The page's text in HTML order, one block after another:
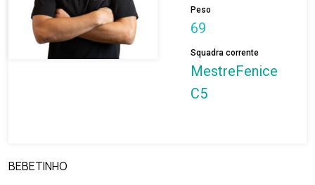
Peso
69
Squadra corrente
MestreFenice
C5
BEBETINHO